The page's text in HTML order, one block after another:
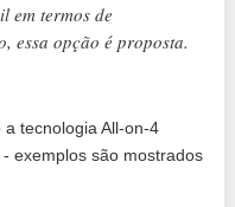
em termos de
essa opção é proposta.
tecnologia All-on-4
exemplos são mostrados